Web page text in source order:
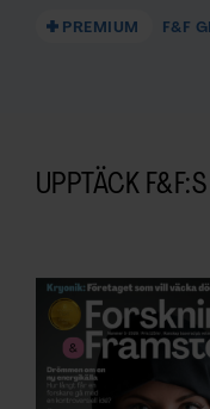
PREMIUM F&F
UPPTÄCK